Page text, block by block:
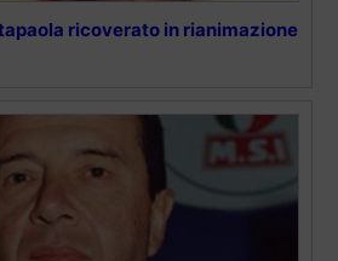
ricoverato in rianimazione